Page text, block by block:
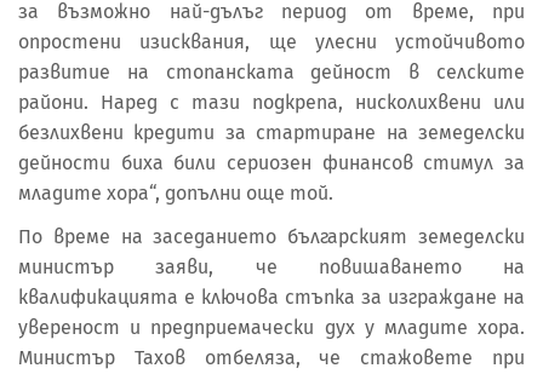
за възможно най-дълъг период от време, при
опростени изисквания, ще улесни устойчивото
развитие на стопанската дейност в селските
райони. Наред с тази подкрепа, нисколихвени или
безлихвени кредити за стартиране на земеделски
дейности биха били сериозен финансов стимул за
младите хора“, допълни още той.
По време на заседанието българският земеделски
министър заяви, че повишаването на
квалификацията е ключова стъпка за изграждане на
увереност и предприемачески дух у младите хора.
Министър Тахов отбеляза, че стажовете при